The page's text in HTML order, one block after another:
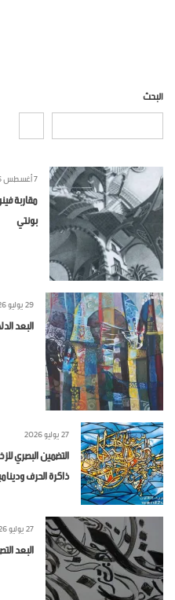
البحث
7 أغسطس 2026
مقاربة
بونتي
29 يوليو 2026
البعد
27 يوليو 2026
التضمين البصري
ذاكرة الحرف
27 يوليو 2026
البعد